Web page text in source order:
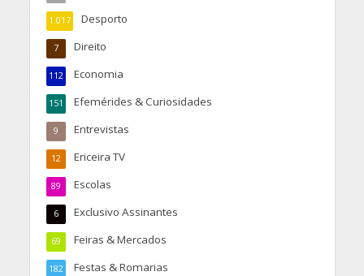
Desporto
1.017
Direito
7
Economia
112
Efemérides & Curiosidades
151
Entrevistas
9
Ericeira TV
12
Escolas
89
Exclusivo Assinantes
6
Feiras & Mercados
69
Festas & Romarias
182